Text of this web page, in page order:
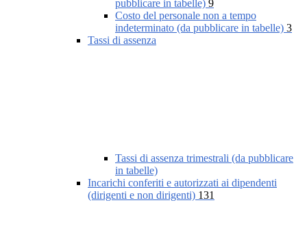
pubblicare in tabelle) 9
Costo del personale non a tempo
indeterminato (da pubblicare in tabelle) 3
Tassi di assenza
Tassi di assenza trimestrali (da pubblicare
in tabelle)
Incarichi conferiti e autorizzati ai dipendenti
(dirigenti e non dirigenti) 131